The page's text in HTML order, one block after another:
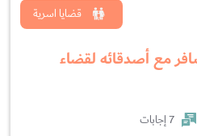
مع أصدقائه لقضاء
قضايا اسرية
7 إجابات